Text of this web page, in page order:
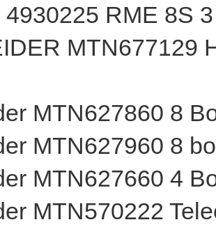
RME 8S 3
MTN677129
MTN627860 8
MTN627960 8
MTN627660 4
MTN570222